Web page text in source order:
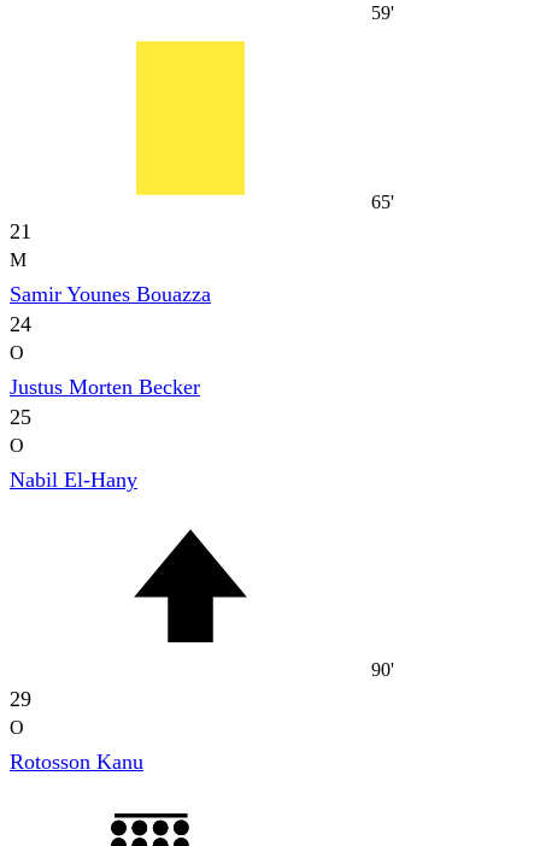
59'
65'
21
M
Samir Younes Bouazza
24
O
Justus Morten Becker
25
O
Nabil El-Hany
90'
29
O
Rotosson Kanu